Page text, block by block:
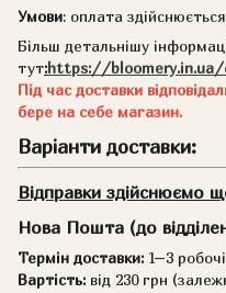
Умови: оплата
Більш детальнішу
тут:https://
Під час доставки
бере на себе магазин.
Варіанти доставки:
Відправки здійснюємо
Нова Пошта (до
Термін доставки: 1–3
Вартість: від 230 грн